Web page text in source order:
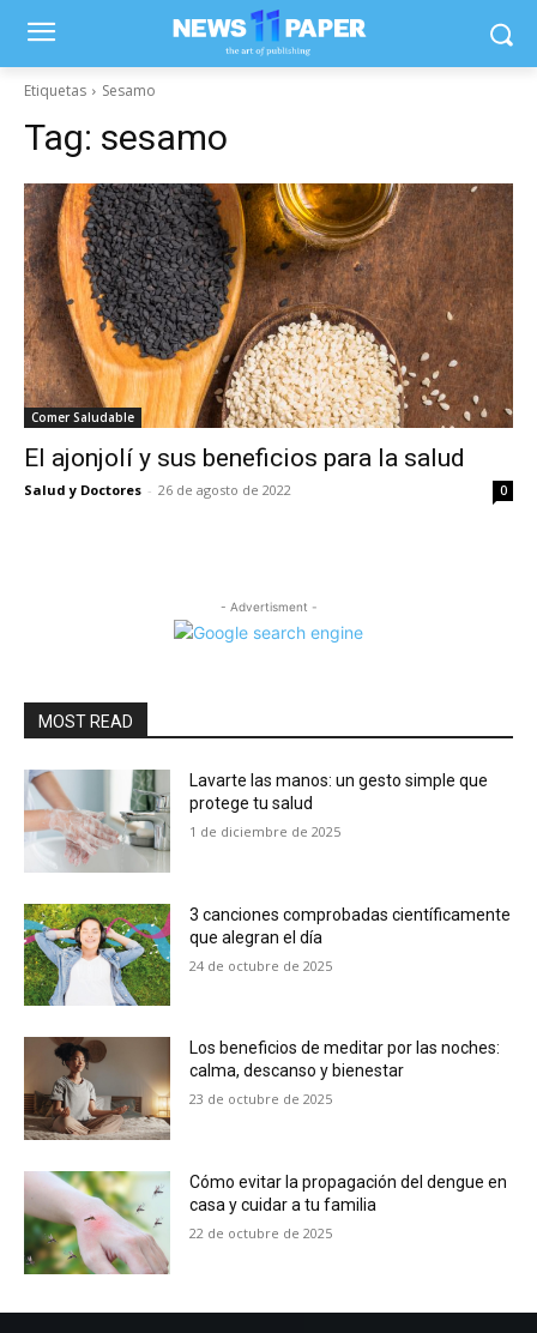
Etiquetas Sesamo
Tag: sesamo
Comer Saludable
El ajonjolí y sus beneficios para la salud
Salud y Doctores - 26 de agosto de 2022 0
- Advertisment -
MOST READ
Lavarte las manos: un gesto simple que
protege tu salud
1 de diciembre de 2025
3 canciones comprobadas científicamente
que alegran el día
24 de octubre de 2025
Los beneficios de meditar por las noches:
calma, descanso y bienestar
23 de octubre de 2025
Cómo evitar la propagación del dengue en
casa y cuidar a tu familia
22 de octubre de 2025